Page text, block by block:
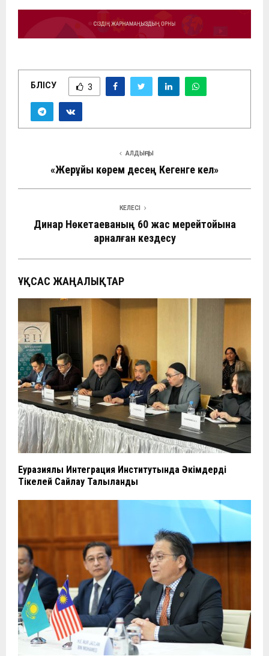
БӨЛІСУ 3
АЛДЫҢҒЫ
«Жерұйық көрем десең Кегенге кел»
КЕЛЕСІ
Динар Нөкетаеваның 60 жас мерейтойына
арналған кездесу
ҰҚСАС ЖАҢАЛЫҚТАР
Еуразиялық Интеграция Институтында Әкімдерді
Тікелей Сайлау Талқыланды